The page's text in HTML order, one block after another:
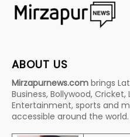
ABOUT US
Mirzapurnews.com brings
Business, Bollywood,
Entertainment, sports and
accessible around the world.